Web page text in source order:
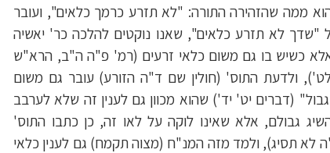
ממה שהזהירה התורה: "לא תזרע כרמך כלאים", ועובר
לא תזרע כלאים", שאנו נוקטים להלכה כר' יאשיה
כשיש בו גם משום כלאי זרעים (רמ' פ"ה ה"ב, הרא"ש
לט'), ולדעת התוס' (חולין שם ד"ה הזורע) עובר גם משום
(דברים יט' יד') שהוא מכוון גם לענין זה שלא לערבב
גבולם, אלא שאינו לוקה על לאו זה, כן כתבו התוס'
תסיג), ולמד מזה המנ"ח (מצוה תקמח) גם לענין כלאי